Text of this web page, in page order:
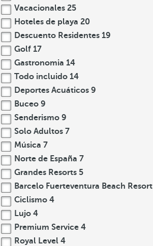
Vacacionales 25
Hoteles de playa 20
Descuento Residentes 19
Golf 17
Gastronomia 14
Todo incluido 14
Deportes Acuáticos 9
Buceo 9
Senderismo 9
Solo Adultos 7
Música 7
Norte de España 7
Grandes Resorts 5
Barcelo Fuerteventura Beach Resort
Ciclismo 4
Lujo 4
Premium Service 4
Royal Level 4